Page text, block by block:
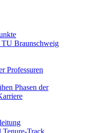
TU Braunschweig
Professuren
Phasen der
Tenure-Track